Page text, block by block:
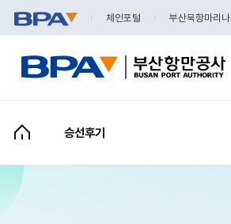
체인포털 부산북항마리나
승선후기
소개
Q&A